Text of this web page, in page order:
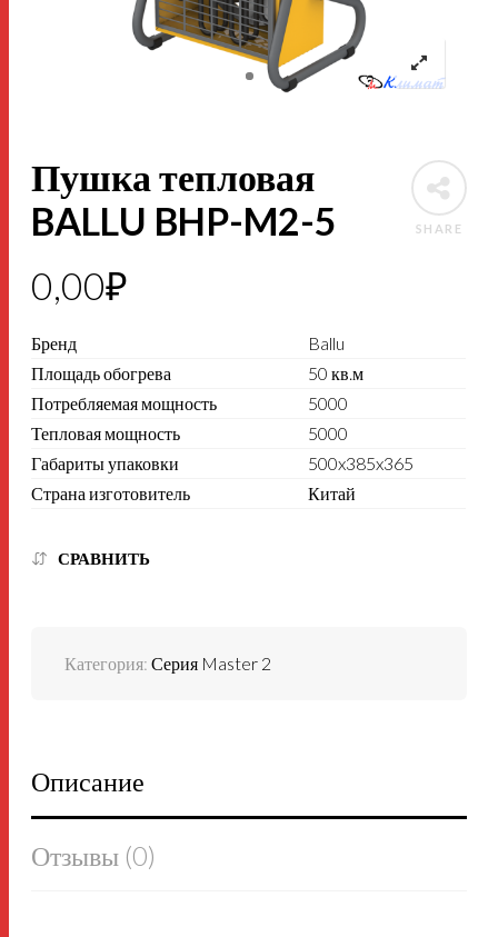
SHARE
Пушка тепловая
BALLU BHP-M2-5
0,00₽
Бренд
Ballu
Площадь обогрева
50 кв.м
Потребляемая мощность
5000
Тепловая мощность
5000
Габариты упаковки
500x385x365
Страна изготовитель
Китай
СРАВНИТЬ
Категория:Серия Master 2
Описание
Отзывы (0)